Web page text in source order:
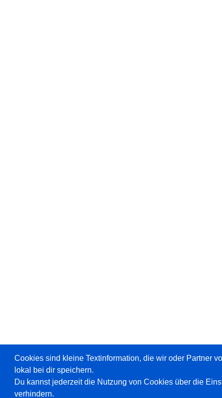
Cookies sind kleine Textinformation, die wir oder Partner
lokal bei dir speichern.
Du kannst jederzeit die Nutzung von Cookies über die
verhindern.